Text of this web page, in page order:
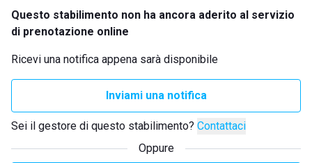
Questo stabilimento non ha ancora aderito al servizio
di prenotazione online
Ricevi una notifica appena sarà disponibile
Inviami una notifica
Sei il gestore di questo stabilimento? Contattaci
Oppure